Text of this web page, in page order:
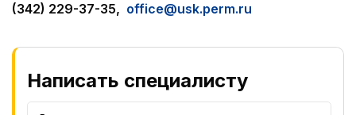
(342) 229-37-35, office@usk.perm.ru
Написать специалисту